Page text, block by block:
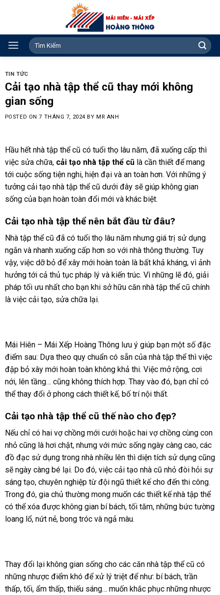
Search
for:
TIN TỨC
Cải tạo nhà tập thể cũ thay mới không
gian sống
POSTED ON7 THÁNG 7, 2024 BYMR ANH
Hầu hết nhà tập thể cũ có tuổi thọ lâu năm, đã xuống cấp thì
việc sửa chữa,cải tạo nhà tập thể cũlà cần thiết để mang
tới cuộc sống tiện nghi, hiện đại và an toàn hơn. Với những ý
tưởng cải tạo nhà tập thể cũ dưới đây sẽ giúp không gian
sống của bạn hoàn toàn đổi mới và khác biệt.
Cải tạo nhà tập thể nên bắt đầu từ đâu?
Nhà tập thể cũ đã có tuổi thọ lâu năm nhưng giá trị sử dụng
ngắn và nhanh xuống cấp hơn so với nhà thông thường. Tuy
vậy, việc dỡ bỏ để xây mới hoàn toàn là bất khả kháng, vì ảnh
hưởng tới cả thủ tục pháp lý và kiến trúc. Vì những lẽ đó, giải
pháp tối ưu nhất cho bạn khi sở hữu căn nhà tập thể cũ chính
là việc cải tạo, sửa chữa lại.
Mái Hiên – Mái Xếp Hoàng Thông lưu ý giúp bạn một số đặc
điểm sau: Dựa theo quy chuẩn có sẵn của nhà tập thể thì việc
đập bỏ xây mới hoàn toàn không khả thi. Việc mở rộng, cơi
nới, lên tầng… cũng không thích hợp. Thay vào đó, bạn chỉ có
thể thay đổi ở phong cách thiết kế, bố trí nội thất.
Cải tạo nhà tập thể cũ thế nào cho đẹp?
Nếu chỉ có hai vợ chồng mới cưới hoặc hai vợ chồng cùng con
nhỏ cũng là hơi chật, nhưng với mức sống ngày càng cao, các
đồ đạc sử dụng trong nhà nhiều lên thì diện tích sử dụng cũng
sẽ ngày càng bé lại. Do đó, việc cải tạo nhà cũ nhỏ đòi hỏi sự
sáng tạo, chuyên nghiệp từ đội ngũ thiết kế cho đến thi công.
Trong đó, gia chủ thường mong muốn các thiết kế nhà tập thể
có thể xóa được không gian bí bách, tối tăm, những bức tường
loang lổ, nứt nẻ, bong tróc và ngả màu.
Thay đổi lại không gian sống cho các căn nhà tập thể cũ có
những nhược điểm khó để xử lý triệt để như: bí bách, trần
thấp, tối, ẩm thấp, thiếu sáng… muốn khắc phục những nhược